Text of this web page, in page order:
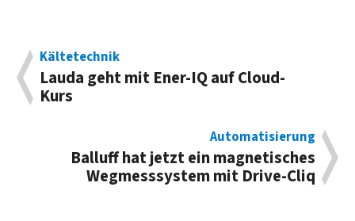
Kältetechnik
Lauda geht mit Ener-IQ auf Cloud-
Kurs
Automatisierung
Balluff hat jetzt ein mag­ne­tisches
Weg­mess­system mit Drive-Cliq